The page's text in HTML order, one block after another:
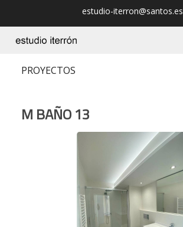
estudio-iterron@santos.es
PROYECTOS
M BAÑO 13